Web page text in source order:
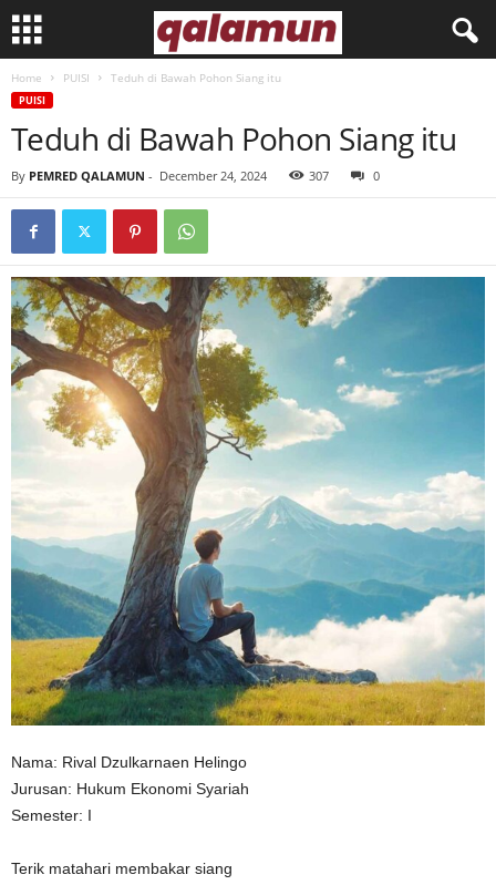
Home PUISI Teduh di Bawah Pohon Siang itu
PUISI
Teduh di Bawah Pohon Siang itu
By PEMRED QALAMUN - December 24, 2024 307 0
Nama: Rival Dzulkarnaen Helingo
Jurusan: Hukum Ekonomi Syariah
Semester: I
Terik matahari membakar siang